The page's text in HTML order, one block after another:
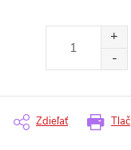
Tlač
Zdieľať